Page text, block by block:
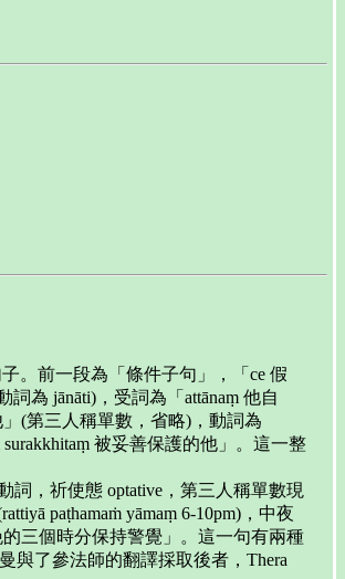
子。前一段為「條件子句」，「ce 假
為 jānāti)，受詞為「attānaṃ 他自
」(第三人稱單數，省略)，動詞為
被妥善保護的他」。這一整
詞，祈使態 optative，第三人稱單數現
paṭhamaṁ yāmaṃ 6-10pm)，中夜
的三個時分保持警覺」。這一句有兩種
與了參法師的翻譯採取後者，Thera